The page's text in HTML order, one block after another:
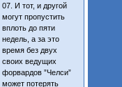
07. И тот, и другой
могут пропустить
вплоть до пяти
недель, а за это
время без двух
своих ведущих
форвардов ”Челси”
может потерять